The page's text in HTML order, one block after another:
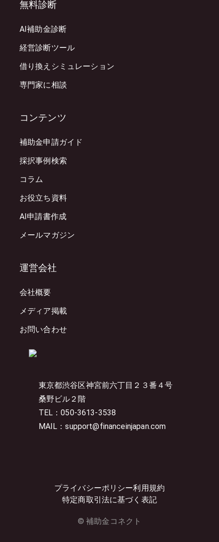
東京都渋谷区神宮前六丁目２３番４号
桑野ビル２階
TEL：050-3613-3538
MAIL：support@financeinjapan.com
プライバシーポリシー利用規約
特定商取引法に基づく表記
© 補助金コネクト
無料診断
AI補助金診断
経営診断ツール
借り換えシミュレーション
専門家に相談
コンテンツ
補助金申請ガイド
採択事例検索
コラム
お役立ち資料
AI申請書作成
メールマガジン
運営会社
会社概要
メディア掲載
お問い合わせ